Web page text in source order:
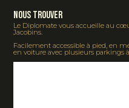
Nous Trouver
Le Diplomate vous accueille au
Jacobins.
Facilement accessible à pied, en
en voiture avec plusieurs parkings